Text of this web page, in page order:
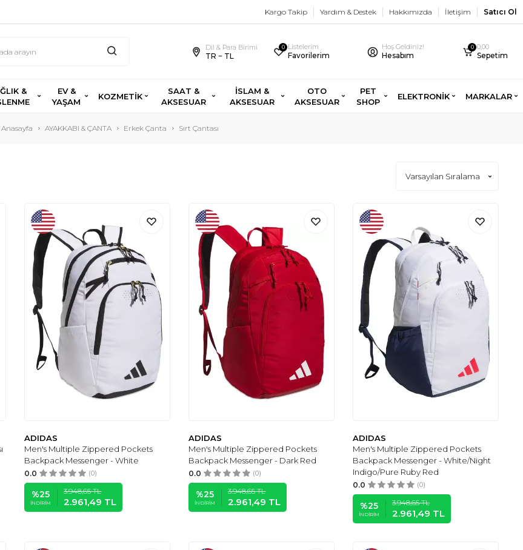
Kargo Takip Yardım & Destek Hakkımızda İletişim Satıcı Ol
Dil & Para Birimi
TR − TL
0 Listelerim
Favorilerim
Hoş Geldiniz!
Hesabım
0 0,00
Sepetim
&
EV &
YAŞAM
KOZMETİK
SAAT &
AKSESUAR
İSLAM &
AKSESUAR
OTO
AKSESUAR
PET
SHOP
ELEKTRONİK MARKALAR
Anasayfa AYAKKABI & ÇANTA Erkek Çanta Sırt Çantası
ADIDAS
Men's Multiple Zippered Pockets
Backpack Messenger - White
0.0 (0)
%25
İNDIRIM
3.948,65TL
2.961,49 TL
ADIDAS
Men's Multiple Zippered Pockets
Backpack Messenger - Dark Red
0.0 (0)
%25
İNDIRIM
3.948,65TL
2.961,49 TL
ADIDAS
Men's Multiple Zippered Pockets
Backpack Messenger - White/Night
Indigo/Pure Ruby Red
0.0 (0)
%25
İNDIRIM
3.948,65TL
2.961,49 TL